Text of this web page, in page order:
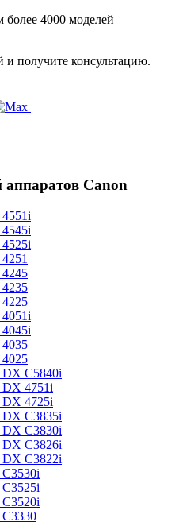
более 4000 моделей
и получите консультацию.
Canon
C5840i
DX 4751i
DX 4725i
C3835i
C3830i
C3826i
C3822i